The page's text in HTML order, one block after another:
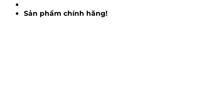
Sản phẩm chính hãng!